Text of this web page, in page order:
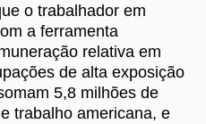
o trabalhador em
a ferramenta
relativa em
de alta exposição
5,8 milhões de
trabalho americana, e